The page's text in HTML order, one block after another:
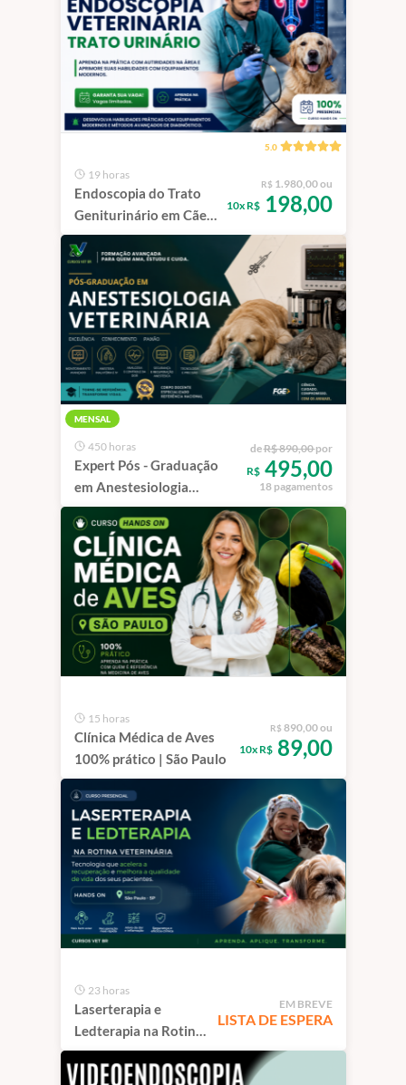
5.0
19 horas
Endoscopia do Trato
Geniturinário em Cães
e Gatos | São Paulo -
100% Presencial
R$ 1.980,00 ou
10x R$198,00
MENSAL
450 horas
Expert Pós - Graduação
em Anestesiologia
Veterinária
deR$ 890,00por
R$495,00
18 pagamentos
15 horas
Clínica Médica de Aves
100% prático | São Paulo
R$ 890,00 ou
10x R$89,00
23 horas
Laserterapia e
Ledterapia na Rotina
Veterinária | São
Paulo
EM BREVE
LISTA DE ESPERA